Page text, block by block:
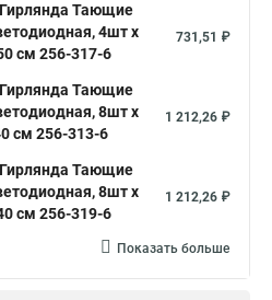
Тающие
4шт х
см 256-317-6
731,51 ₽
Тающие
8шт х
см 256-313-6
1 212,26 ₽
Тающие
8шт х
см 256-319-6
1 212,26 ₽
Показать больше